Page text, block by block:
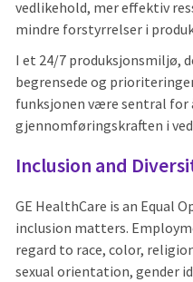
vedlikehold, mer effektiv
mindre forstyrrelser i
I et 24/7 produksjonsmiljø,
begrensede og
funksjonen være sentral
gjennomføringskraften i
Inclusion and
GE HealthCare is an Equal
inclusion matters.
regard to race, color,
sexual orientation, gender